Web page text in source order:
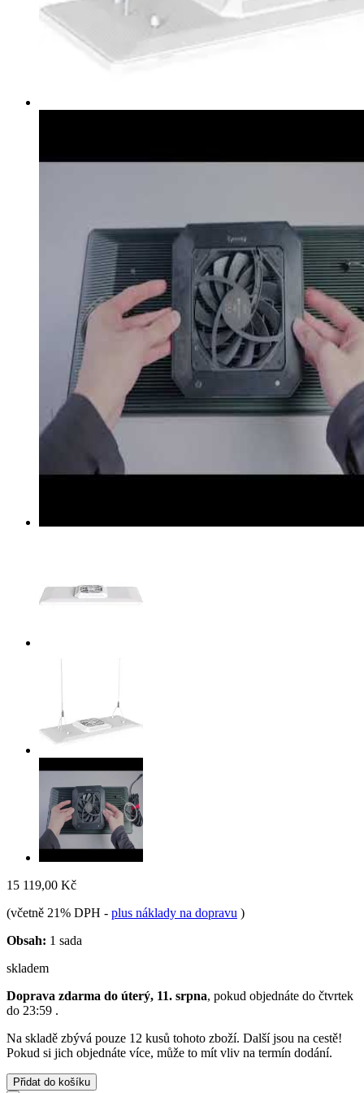
15 119,00 Kč
(včetně 21% DPH - plus náklady na dopravu )
Obsah: 1 sada
skladem
Doprava zdarma do úterý, 11. srpna, pokud objednáte do čtvrtek
do 23:59 .
Na skladě zbývá pouze 12 kusů tohoto zboží. Další jsou na cestě!
Pokud si jich objednáte více, může to mít vliv na termín dodání.
Přidat do košíku